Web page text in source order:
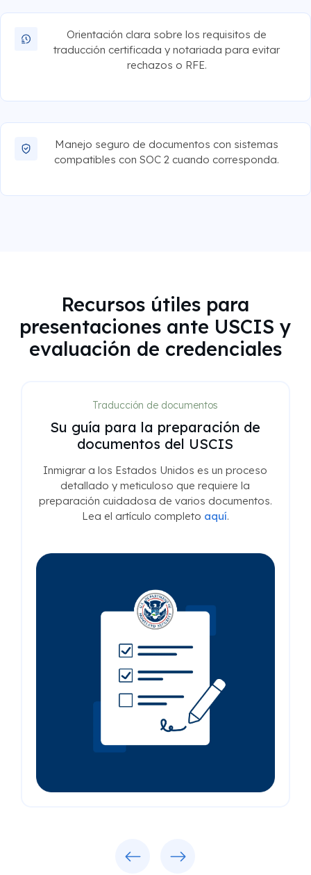
Orientación clara sobre los requisitos de
traducción certificada y notariada para evitar
rechazos o RFE.
Manejo seguro de documentos con sistemas
compatibles con SOC 2 cuando corresponda.
Recursos útiles para
presentaciones ante USCIS y
evaluación de credenciales
Traducción de documentos
Su guía para la preparación de
documentos del USCIS
Inmigrar a los Estados Unidos es un proceso
detallado y meticuloso que requiere la
preparación cuidadosa de varios documentos.
Lea el artículo completo aquí.